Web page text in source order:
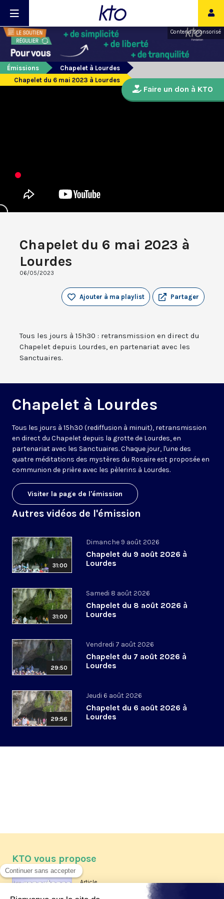
Contenu sponsorisé
Émissions
Chapelet à Lourdes
Chapelet du 6 mai 2023 à Lourdes
Chapelet du 6 mai 2023 à
Lourdes
06/05/2023
Partager
Ajouter à ma playlist
Tous les jours à 15h30 : retransmission en direct du
Chapelet depuis Lourdes, en partenariat avec les
Sanctuaires.
Chapelet à Lourdes
Tous les jours à 15h30 (rediffusion à minuit), retransmission
en direct du Chapelet depuis la grotte de Lourdes, en
partenariat avec les Sanctuaires. Chaque jour, l'une des
quatre méditations des mystères du Rosaire est proposée en
communion de prière avec les pèlerins à Lourdes.
Visiter la page de l'émission
Autres vidéos de l'émission
31:00
Dimanche 9 août 2026
Chapelet du 9 août 2026 à
Lourdes
31:00
Samedi 8 août 2026
Chapelet du 8 août 2026 à
Lourdes
29:50
Vendredi 7 août 2026
Chapelet du 7 août 2026 à
Lourdes
29:56
Jeudi 6 août 2026
Chapelet du 6 août 2026 à
Lourdes
Faire un don à KTO
KTO vous propose
Article
Les reportages d'été 2026 de KTO